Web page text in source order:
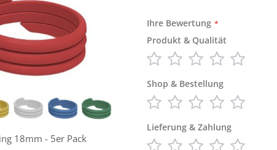
18mm - 5er Pack Spiralring 12mm - 5er Pack
Ihre Bewertung
Produkt & Qualität
star
stars
stars
stars
stars
Shop & Bestellung
star
stars
stars
stars
stars
Lieferung & Zahlung